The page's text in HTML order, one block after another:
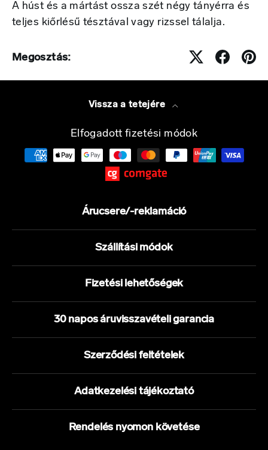
A húst és a mártást ossza szét négy tányérra és
teljes kiőrlésű tésztával vagy rizssel tálalja.
Megosztás:
Vissza a tetejére
Elfogadott fizetési módok
Árucsere/-reklamáció
Szállítási módok
Fizetési lehetőségek
30 napos áruvisszavételi garancia
Szerződési feltételek
Adatkezelési tájékoztató
Rendelés nyomon követése